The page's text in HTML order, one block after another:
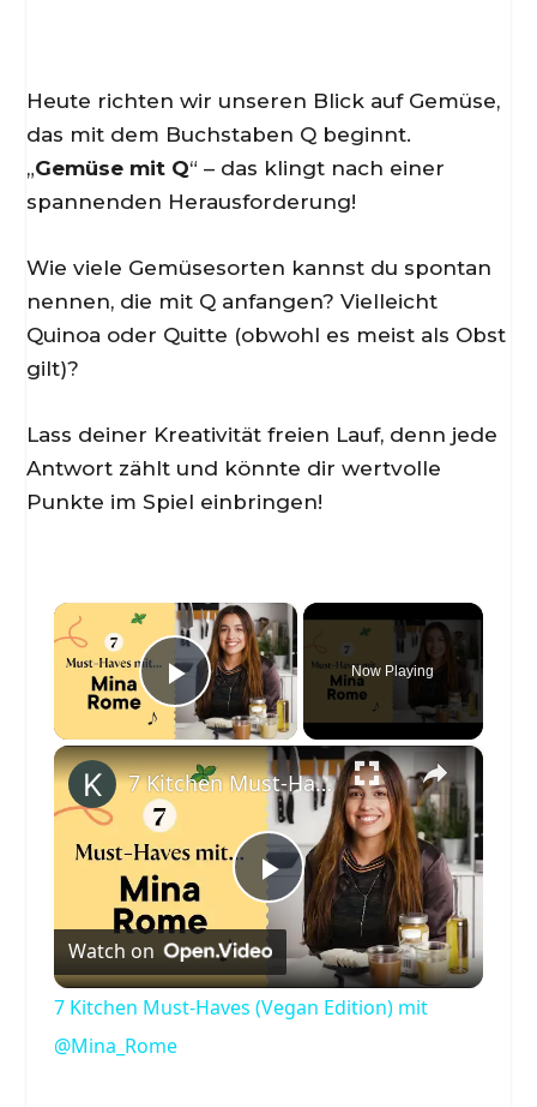
Heute richten wir unseren Blick auf Gemüse,
das mit dem Buchstaben Q beginnt.
„Gemüse mit Q“ – das klingt nach einer
spannenden Herausforderung!
Wie viele Gemüsesorten kannst du spontan
nennen, die mit Q anfangen? Vielleicht
Quinoa oder Quitte (obwohl es meist als Obst
gilt)?
Lass deiner Kreativität freien Lauf, denn jede
Antwort zählt und könnte dir wertvolle
Punkte im Spiel einbringen!
×
Play Video
Now Playing
×
Play
Video
7 Kitchen Must-Haves (Vegan Edition) mit @Mina_Rome
Watch on
7 Kitchen Must-Haves (Vegan Edition) mit
@Mina_Rome